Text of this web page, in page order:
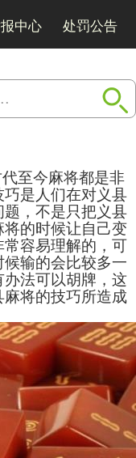
中心 处罚公告
至今麻将都是非
是人们在对义县
，不是只把义县
的时候让自己变
容易理解的，可
输的会比较多一
法可以胡牌，这
将的技巧所造成